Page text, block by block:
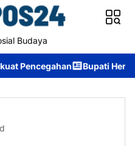
Budaya
Bupati Heriyus: Wisuda